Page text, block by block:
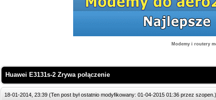
Modemy i routery
Huawei E3131s-2 Zrywa połączenie
18-01-2014, 23:39 (Ten post był ostatnio modyfikowany: 01-04-2015 01:36 przez szopen )